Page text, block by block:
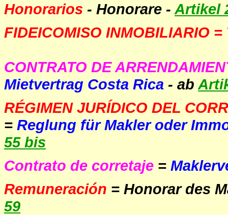
Honorarios - Honorare - Artikel
FIDEICOMISO INMOBILIARIO =
CONTRATO DE
Mietvertrag Costa Rica - ab
RÉGIMEN JURÍDICO DEL
= Reglung für Makler oder
55 bis
Contrato de corretaje =
Remuneración = Honorar des
59